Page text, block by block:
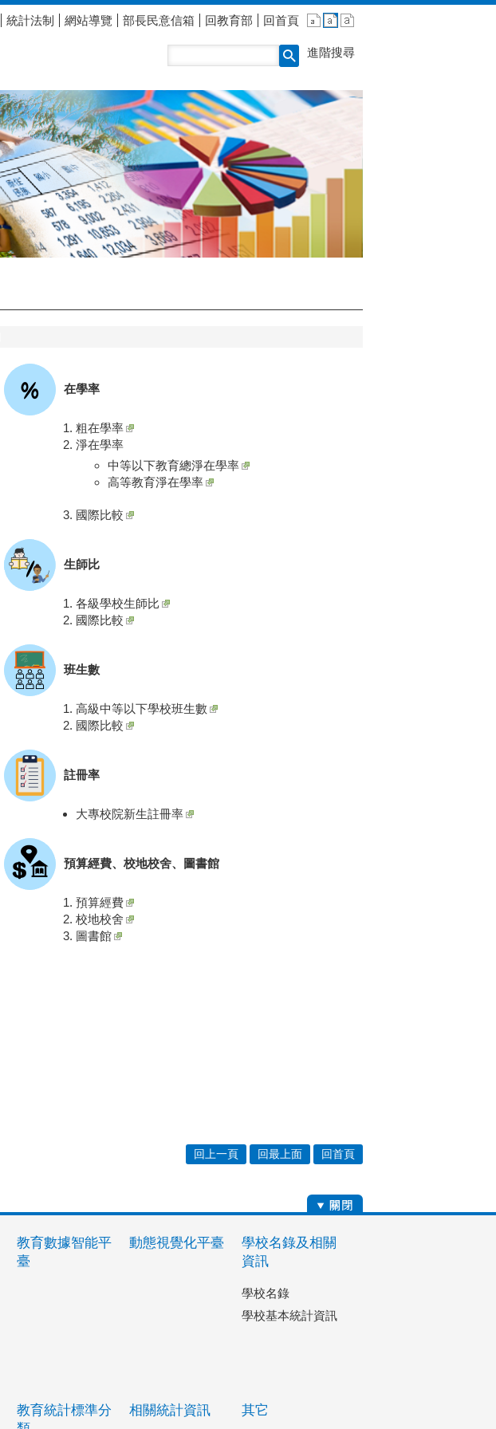
統計法制 網站導覽 部長民意信箱 回教育部 回首頁
進階搜尋
在學率
粗在學率
淨在學率
中等以下教育總淨在學率
高等教育淨在學率
國際比較
生師比
各級學校生師比
國際比較
班生數
高級中等以下學校班生數
國際比較
註冊率
大專校院新生註冊率
預算經費、校地校舍、圖書館
預算經費
校地校舍
圖書館
回上一頁 回最上面 回首頁
教育數據智能平
臺
動態視覺化平臺
學校名錄及相關
資訊
學校名錄
學校基本統計資訊
教育統計標準分
相關統計資訊 其它